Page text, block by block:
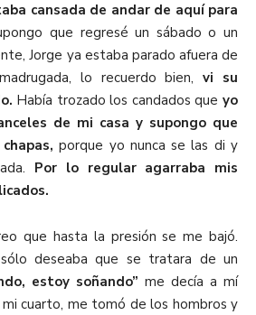
cansada de andar de aquí para
que regresé un sábado o un
Jorge ya estaba parado afuera de
lo recuerdo bien,vi su
Había trozado los candados queyo
de mi casa y supongo que
porque yo nunca se las di y
Por lo regular agarraba mis
que hasta la presión se me bajó.
deseaba que se tratara de un
estoy soñando” me decía a mí
cuarto, me tomó de los hombros y